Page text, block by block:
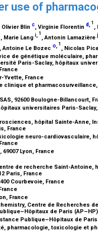
use of
Olivier Blin c, Virginie Florentin d, 1
,
, Marie Lang i, 1
, Antonin Lamazièrej
, Antoine Le Bozec o, 1
, Nicolas
de génétique moléculaire,
Paris-Saclay, hôpitaux
Yvette, France
clinique et
92600 Boulogne-Billancourt,
universitaires Paris-
hôpital Sainte-Anne,
France
neuro-cardiovasculaire,
Lyon, France
de recherche Saint-Antoine,
Paris, France
Courbevoie, France
France
Centre de Recherches
de Paris
Publique–Hôpitaux de
pharmacologie, toxicologie et